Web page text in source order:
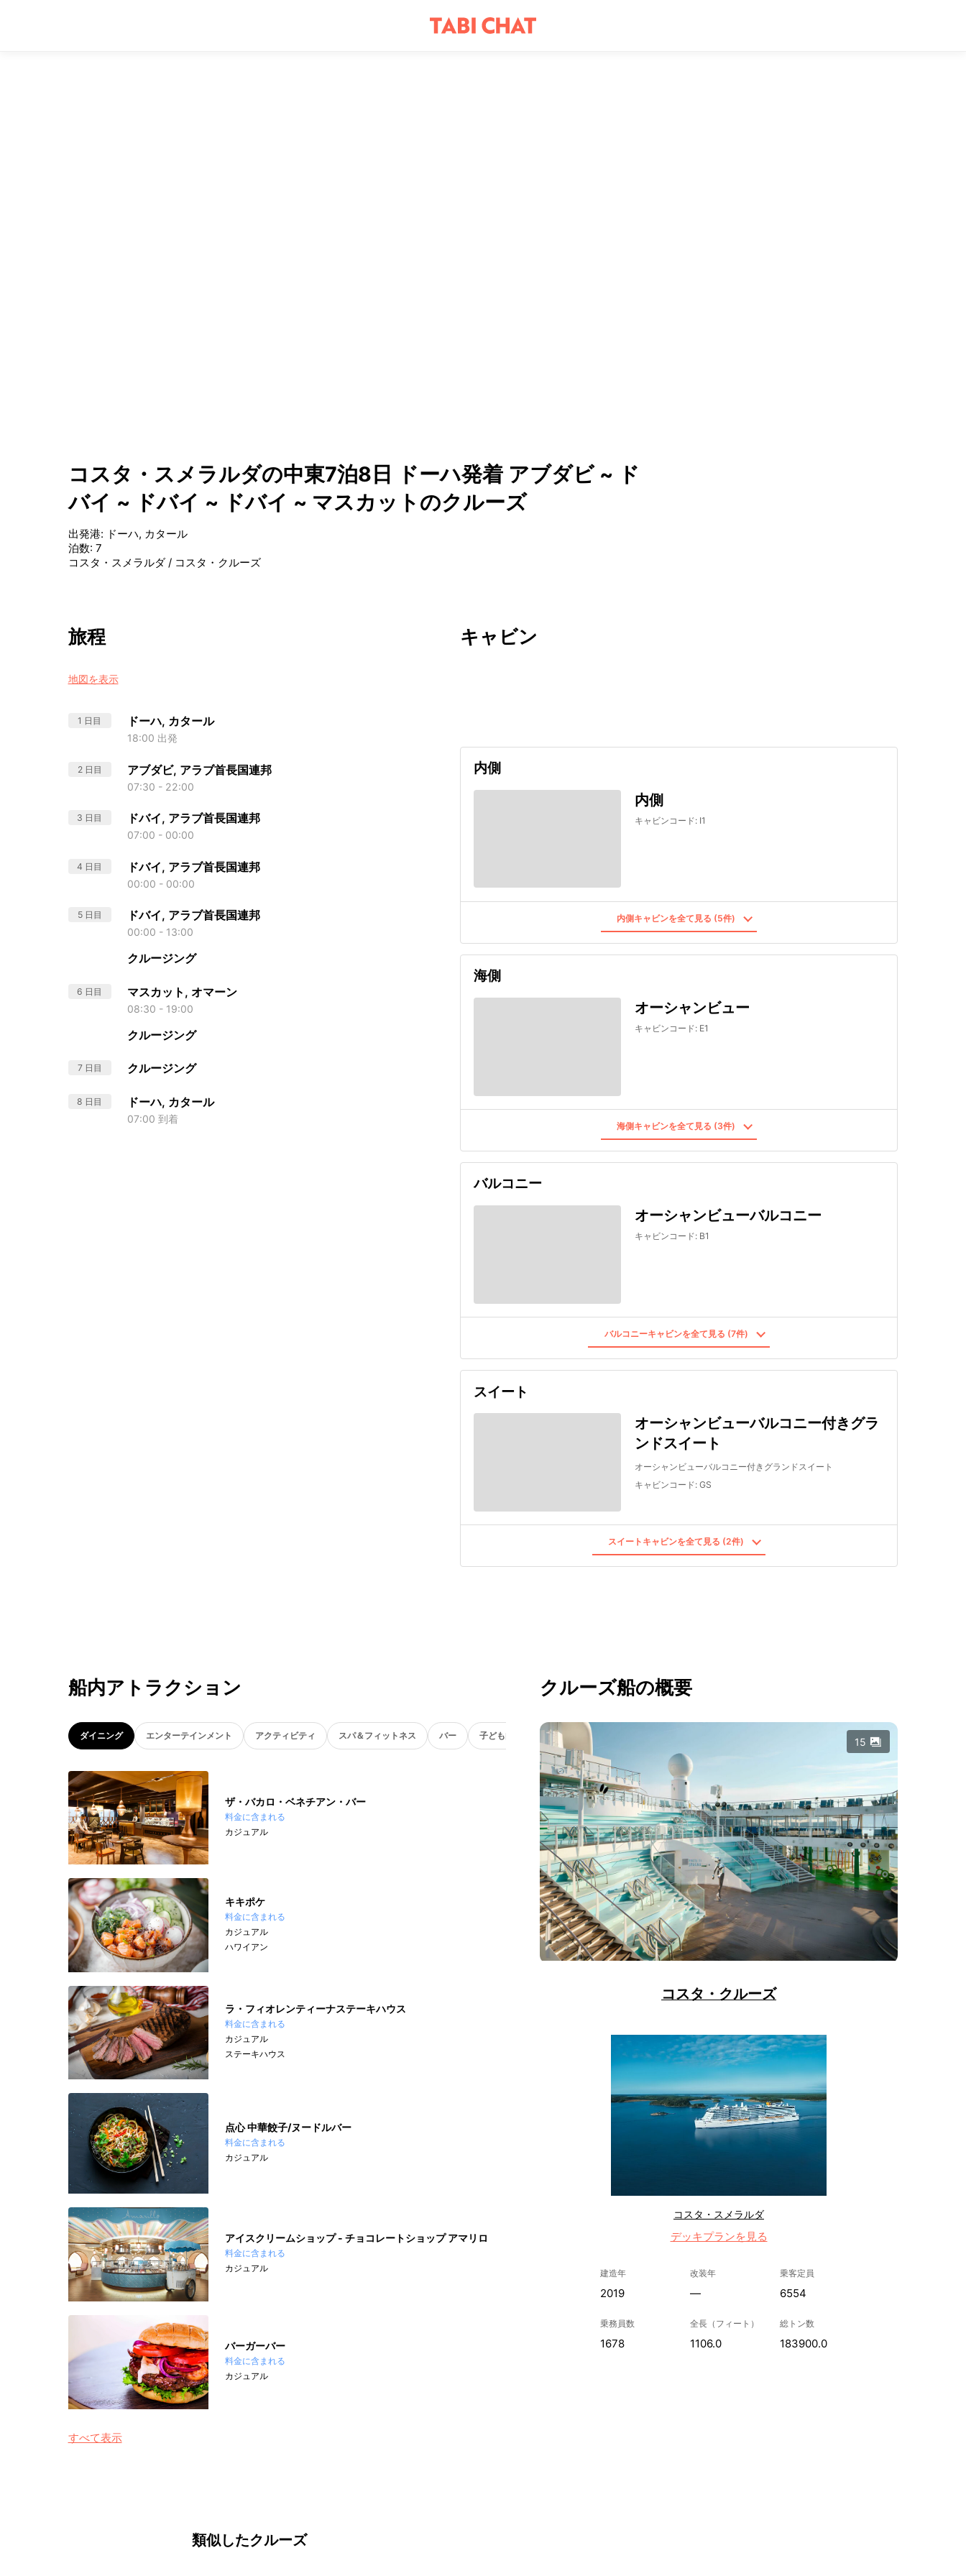
コスタ・スメラルダの中東7泊8日 ドーハ発着 アブダビ ~ ド
バイ ~ ドバイ ~ ドバイ ~ マスカットのクルーズ
出発港: ドーハ, カタール
泊数: 7
コスタ・スメラルダ/ コスタ・クルーズ
旅程
地図を表示
1 日目 ドーハ, カタール
18:00 出発
2 日目 アブダビ, アラブ首長国連邦
07:30 - 22:00
3 日目 ドバイ, アラブ首長国連邦
07:00 - 00:00
4 日目 ドバイ, アラブ首長国連邦
00:00 - 00:00
5 日目 ドバイ, アラブ首長国連邦
00:00 - 13:00
クルージング
6 日目 マスカット, オマーン
08:30 - 19:00
クルージング
7 日目 クルージング
8 日目 ドーハ, カタール
07:00 到着
キャビン
内側
内側
キャビンコード: I1
内側キャビンを全て見る (5件)
海側
オーシャンビュー
キャビンコード: E1
海側キャビンを全て見る (3件)
バルコニー
オーシャンビューバルコニー
キャビンコード: B1
バルコニーキャビンを全て見る (7件)
スイート
オーシャンビューバルコニー付きグラ
ンドスイート
オーシャンビューバルコニー付きグランドスイート
キャビンコード: GS
スイートキャビンを全て見る (2件)
船内アトラクション
ダイニング エンターテインメント アクティビティ スパ＆フィットネス バー 子ども向け
ザ・バカロ・ベネチアン・バー
料金に含まれる
カジュアル
キキポケ
料金に含まれる
カジュアル
ハワイアン
ラ・フィオレンティーナステーキハウス
料金に含まれる
カジュアル
ステーキハウス
点心 中華餃子/ヌードルバー
料金に含まれる
カジュアル
アイスクリームショップ - チョコレートショップ アマリロ
料金に含まれる
カジュアル
バーガーバー
料金に含まれる
カジュアル
すべて表示
クルーズ船の概要
15
コスタ・クルーズ
コスタ・スメラルダ
デッキプランを見る
建造年
2019
改装年
—
乗客定員
6554
乗務員数
1678
全長（フィート）
1106.0
総トン数
183900.0
類似したクルーズ